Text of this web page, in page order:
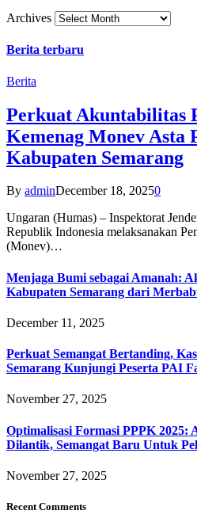
Archives
Berita terbaru
Berita
Perkuat Akuntabilitas
Kemenag Monev Asta
Kabupaten Semarang
By adminDecember 18, 20250
Ungaran (Humas) – Inspektorat
Republik Indonesia melaksanakan
(Monev)…
Menjaga Bumi sebagai Amanah:
Kabupaten Semarang dari
December 11, 2025
Perkuat Semangat Bertanding,
Semarang Kunjungi Peserta PAI
November 27, 2025
Optimalisasi Formasi PPPK 2025:
Dilantik, Semangat Baru Untuk
November 27, 2025
Recent Comments